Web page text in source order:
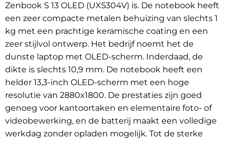
Zenbook S 13 OLED (UX5304V) is. De notebook heeft
een zeer compacte metalen behuizing van slechts 1
kg met een prachtige keramische coating en een
zeer stijlvol ontwerp. Het bedrijf noemt het de
dunste laptop met OLED-scherm. Inderdaad, de
dikte is slechts 10,9 mm. De notebook heeft een
helder 13,3-inch OLED-scherm met een hoge
resolutie van 2880x1800. De prestaties zijn goed
genoeg voor kantoortaken en elementaire foto- of
videobewerking, en de batterij maakt een volledige
werkdag zonder opladen mogelijk. Tot de sterke